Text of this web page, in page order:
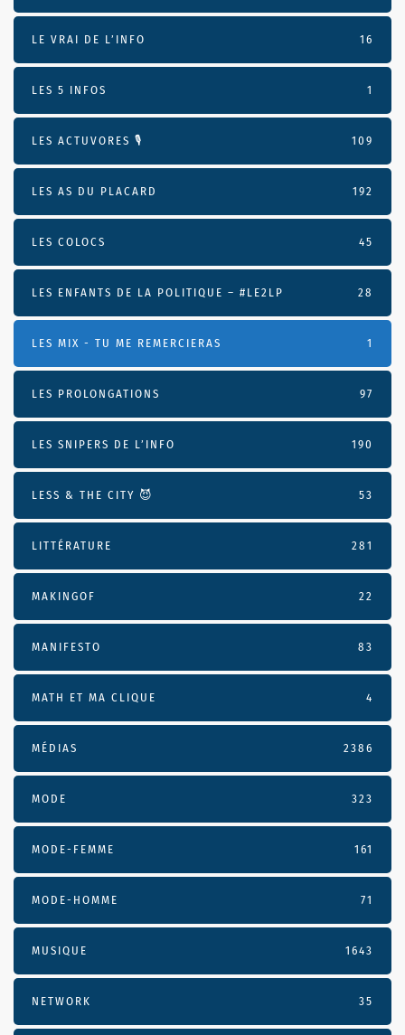
LE VRAI DE L’INFO 16
LES 5 INFOS 1
LES ACTUVORES 🎙 109
LES AS DU PLACARD 192
LES COLOCS 45
LES ENFANTS DE LA POLITIQUE – #LE2LP 28
LES MIX - TU ME REMERCIERAS 1
LES PROLONGATIONS 97
LES SNIPERS DE L’INFO 190
LESS & THE CITY 😈 53
LITTÉRATURE 281
MAKINGOF 22
MANIFESTO 83
MATH ET MA CLIQUE 4
MÉDIAS 2386
MODE 323
MODE-FEMME 161
MODE-HOMME 71
MUSIQUE 1643
NETWORK 35